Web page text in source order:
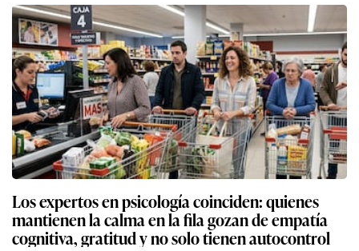
Los expertos en psicología coinciden: quienes
mantienen la calma en la fila gozan de empatía
cognitiva, gratitud y no solo tienen autocontrol